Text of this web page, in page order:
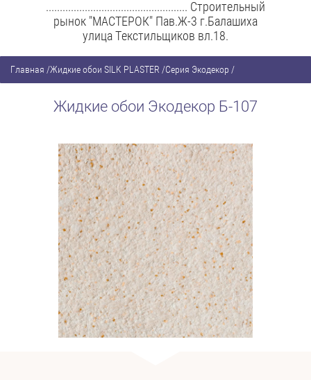
................................................... Строительный
рынок "МАСТЕРОК" Пав.Ж-3 г.Балашиха
улица Текстильщиков вл.18.
Главная /Жидкие обои SILK PLASTER /Серия Экодекор /
Жидкие обои Экодекор Б-107